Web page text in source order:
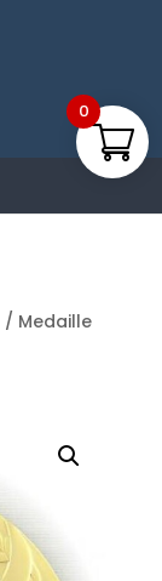
/ Medaille
0